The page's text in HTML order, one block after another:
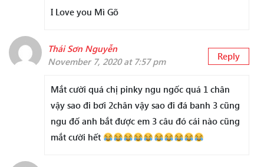
I Love you Mì Gõ
Thái Sơn Nguyễn
November 7, 2020 at 7:57 pm
Reply
Mắt cười quá chị pinky ngu ngốc quá 1 chân
vậy sao đi bơi 2chân vậy sao đi đá banh 3 cũng
ngu đố anh bắt được em 3 câu đó cái nào cũng
mắt cười hết